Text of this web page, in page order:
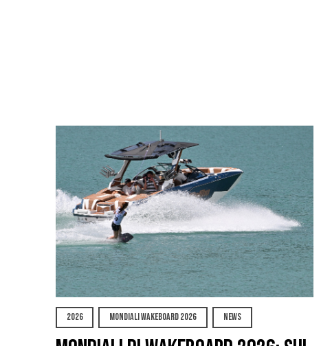
2026 MONDIALI WAKEBOARD 2026 NEWS